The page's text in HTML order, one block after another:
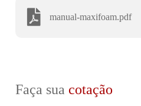
manual-maxifoam.pdf
Faça sua cotação